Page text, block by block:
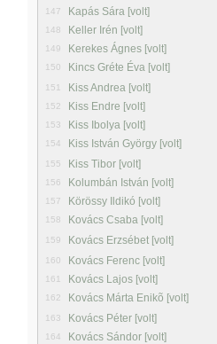
147 Kapás Sára [volt]
148 Keller Irén [volt]
149 Kerekes Ágnes [volt]
150 Kincs Gréte Éva [volt]
151 Kiss Andrea [volt]
152 Kiss Endre [volt]
153 Kiss Ibolya [volt]
154 Kiss István György [volt]
155 Kiss Tibor [volt]
156 Kolumbán István [volt]
157 Körössy Ildikó [volt]
158 Kovács Csaba [volt]
159 Kovács Erzsébet [volt]
160 Kovács Ferenc [volt]
161 Kovács Lajos [volt]
162 Kovács Márta Enikõ [volt]
163 Kovács Péter [volt]
164 Kovács Sándor [volt]